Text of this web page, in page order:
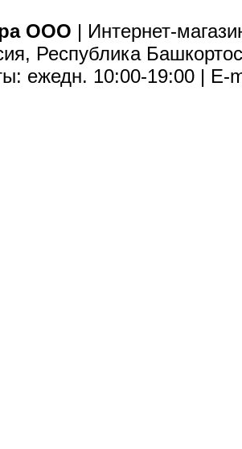
ООО | Интернет-
Республика
ежедн. 10:00-19:00 | E-